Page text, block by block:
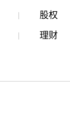
股权
理财